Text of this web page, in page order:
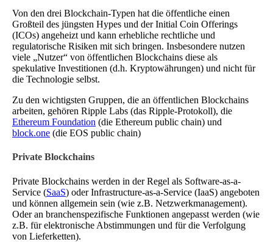
Von den drei Blockchain-Typen hat die öffentliche einen
Großteil des jüngsten Hypes und der Initial Coin Offerings
(ICOs) angeheizt und kann erhebliche rechtliche und
regulatorische Risiken mit sich bringen. Insbesondere nutzen
viele „Nutzer“ von öffentlichen Blockchains diese als
spekulative Investitionen (d.h. Kryptowährungen) und nicht für
die Technologie selbst.
Zu den wichtigsten Gruppen, die an öffentlichen Blockchains
arbeiten, gehören Ripple Labs (das Ripple-Protokoll), die
Ethereum Foundation (die Ethereum public chain) und
block.one (die EOS public chain)
Private Blockchains
Private Blockchains werden in der Regel als Software-as-a-
Service (SaaS) oder Infrastructure-as-a-Service (IaaS) angeboten
und können allgemein sein (wie z.B. Netzwerkmanagement).
Oder an branchenspezifische Funktionen angepasst werden (wie
z.B. für elektronische Abstimmungen und für die Verfolgung
von Lieferketten).